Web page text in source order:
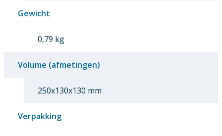
Gewicht
0,79 kg
Volume (afmetingen)
250x130x130 mm
Verpakking